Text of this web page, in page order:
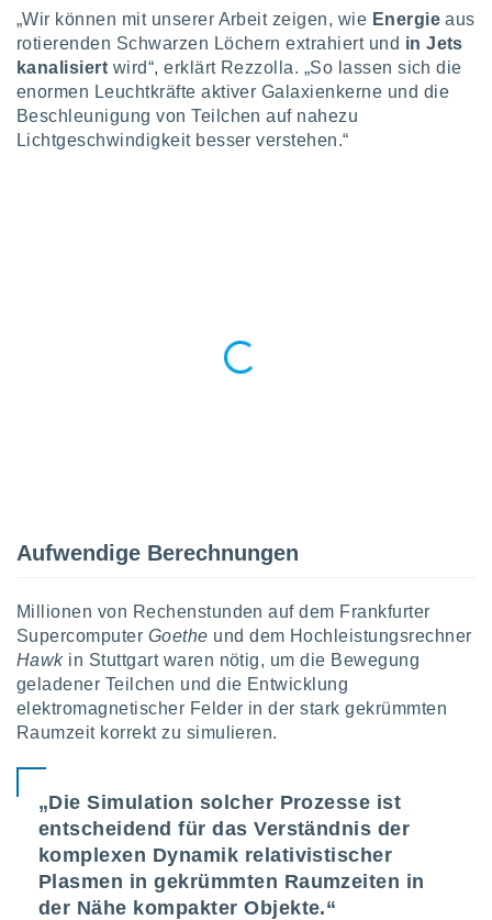
Inhalte,
und der
von
„Wir können mit unserer Arbeit zeigen, wie Energie aus
rotierenden Schwarzen Löchern extrahiert und in Jets
kanalisiert wird“, erklärt Rezzolla. „So lassen sich die
enormen Leuchtkräfte aktiver Galaxienkerne und die
Beschleunigung von Teilchen auf nahezu
Lichtgeschwindigkeit besser verstehen.“
Aufwendige Berechnungen
Millionen von Rechenstunden auf dem Frankfurter
Supercomputer Goethe und dem Hochleistungsrechner
Hawkin Stuttgart waren nötig, um die Bewegung
geladener Teilchen und die Entwicklung
elektromagnetischer Felder in der stark gekrümmten
Raumzeit korrekt zu simulieren.
„Die Simulation solcher Prozesse ist
entscheidend für das Verständnis der
komplexen Dynamik relativistischer
Plasmen in gekrümmten Raumzeiten in
der Nähe kompakter Objekte.“